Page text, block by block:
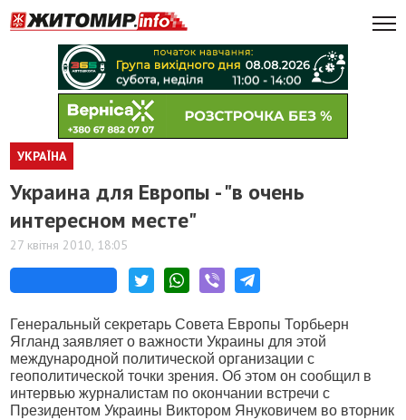
УКРАЇНА
Украина для Европы - "в очень
интересном месте"
27 квітня 2010, 18:05
Генеральный секретарь Совета Европы Торбьерн
Ягланд заявляет о важности Украины для этой
международной политической организации с
геополитической точки зрения. Об этом он сообщил в
интервью журналистам по окончании встречи с
Президентом Украины Виктором Януковичем во вторник